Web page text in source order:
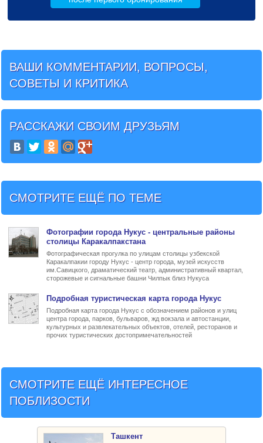
ВАШИ КОММЕНТАРИИ, ВОПРОСЫ,
СОВЕТЫ И КРИТИКА
РАССКАЖИ СВОИМ ДРУЗЬЯМ
СМОТРИТЕ ЕЩЁ ПО ТЕМЕ
Фотографии города Нукус- центральные районы
столицы Каракалпакстана
Фотографическая прогулка по улицам столицы узбекской
Каракалпакии городу Нукус - центр города, музей искусств
им.Савицкого, драматический театр, административный квартал,
сторожевые и сигнальные башни Чилпык близ Нукуса
Подробная туристическая карта города Нукус
Подробная карта города Нукус с обозначением районов и улиц
центра города, парков, бульваров, жд вокзала и автостанции,
культурных и развлекательных объектов, отелей, ресторанов и
прочих туристических достопримечательностей
СМОТРИТЕ ЕЩЁ ИНТЕРЕСНОЕ
ПОБЛИЗОСТИ
Ташкент